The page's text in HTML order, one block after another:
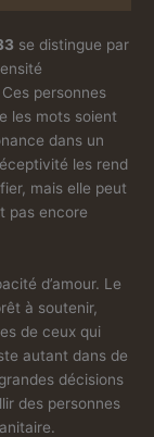
se distingue par
personnes
les mots soient
dans un
les rend
mais elle peut
pas encore
d’amour. Le
à soutenir,
de ceux qui
autant dans de
décisions
des personnes